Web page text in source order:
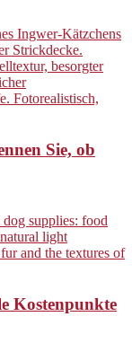
Sie, ob
Kostenpunkte